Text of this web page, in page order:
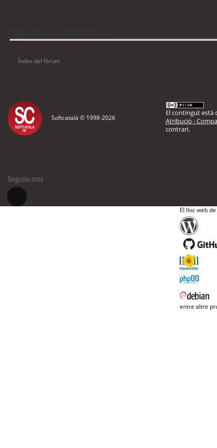
Índex del fòrum
Softcatalà © 1998-2026
El contingut està
Atribució -
contrari.
Seguiu-nos
El lloc web
entre altre